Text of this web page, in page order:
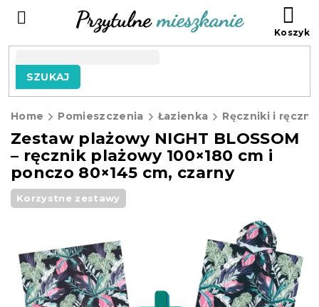
SZUKAJ
Home Pomieszczenia Łazienka Ręczniki i
Zestaw plażowy NIGHT BLOSSOM
– ręcznik plażowy 100×180 cm i
ponczo 80×145 cm, czarny
Korzystne zestawy